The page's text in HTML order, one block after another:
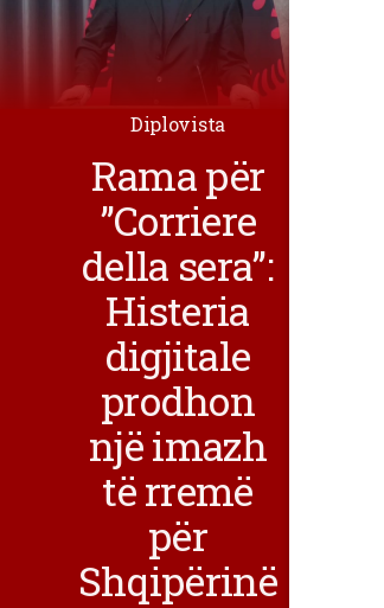
Diplovista
Rama për
”Corriere
della sera”:
Histeria
digjitale
prodhon
një imazh
të rremë
për
Shqipërinë